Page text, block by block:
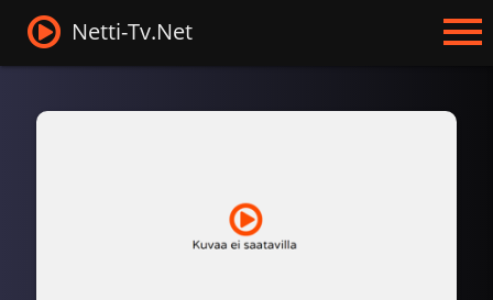
Netti-Tv.Net